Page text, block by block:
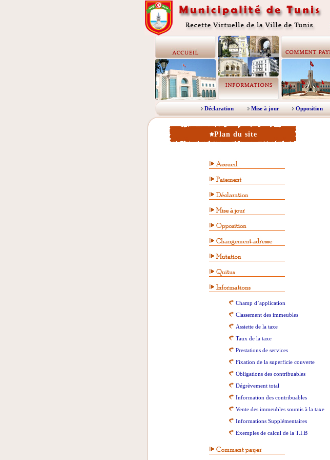
Déclaration Mise à jour Opposition
Plan du site
Champ d’application
Classement des immeubles
Assiette de la taxe
Taux de la taxe
Prestations de services
Fixation de la superficie couverte
Obligations des contribuables
Dégrèvement total
Information des contribuables
Vente des immeubles soumis à la taxe
Informations Supplémentaires
Exemples de calcul de la T.I.B